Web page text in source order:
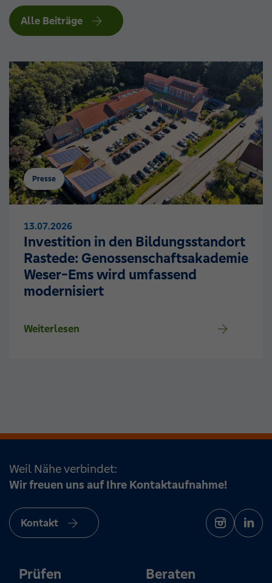
Alle Beiträge
Presse
13.07.2026
Investition in den Bildungsstandort
Rastede: Genossenschaftsakademie
Weser-Ems wird umfassend
modernisiert
Weiterlesen
Weil Nähe verbindet:
Wir freuen uns auf Ihre Kontaktaufnahme!
Kontakt
Prüfen Beraten